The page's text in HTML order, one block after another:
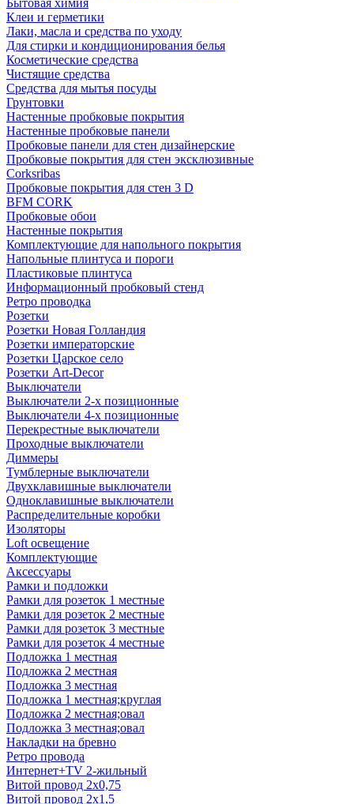
Бытовая химия
Клеи и герметики
Лаки, масла и средства по уходу
Для стирки и кондиционирования белья
Косметические средства
Чистящие средства
Средства для мытья посуды
Грунтовки
Настенные пробковые покрытия
Настенные пробковые панели
Пробковые панели для стен дизайнерские
Пробковые покрытия для стен эксклюзивные
Corksribas
Пробковые покрытия для стен 3 D
BFM CORK
Пробковые обои
Настенные покрытия
Комплектующие для напольного покрытия
Напольные плинтуса и пороги
Пластиковые плинтуса
Информационный пробковый стенд
Ретро проводка
Розетки
Розетки Новая Голландия
Розетки императорские
Розетки Царское село
Розетки Art-Decor
Выключатели
Выключатели 2-х позиционные
Выключатели 4-х позиционные
Перекрестные выключатели
Проходные выключатели
Диммеры
Тумблерные выключатели
Двухклавишные выключатели
Одноклавишные выключатели
Распределительные коробки
Изоляторы
Loft освещение
Комплектующие
Аксессуары
Рамки и подложки
Рамки для розеток 1 местные
Рамки для розеток 2 местные
Рамки для розеток 3 местные
Рамки для розеток 4 местные
Подложка 1 местная
Подложка 2 местная
Подложка 3 местная
Подложка 1 местная;круглая
Подложка 2 местная;овал
Подложка 3 местная;овал
Накладки на бревно
Ретро провода
Интернет+TV 2-жильный
Витой провод 2x0,75
Витой провод 2x1,5